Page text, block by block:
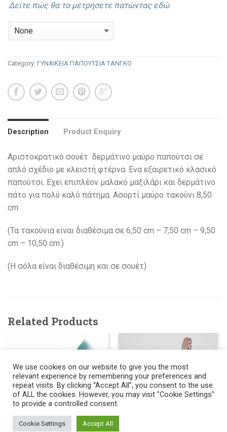
Δείτε πώς θα το μετρήσετε πατώντας εδώ
Category: ΓΥΝΑΙΚΕΙΑ ΠΑΠΟΥΤΣΙΑ ΤΑΝΓΚΟ
Description Product Enquiry
Αριστοκρατικό σουέτ δερμάτινο μαύρο παπούτσι σε
απλό σχέδιο με κλειστή φτέρνα. Ενα εξαιρετικό κλασικό
παπούτσι. Εχει επιπλέον μαλακό μαξιλάρι και δερμάτινο
πάτο για πολύ καλό πάτημα. Ασορτί μαύρο τακούνι 8,50
cm.
(Τα τακούνια είναι διαθέσιμα σε 6,50 cm – 7,50 cm – 9,50
cm – 10,50 cm.)
(H σόλα είναι διαθέσιμη και σε σουέτ)
Related Products
556
ΓΥΝΑΙΚΕΙΑ ΠΑΠΟΥΤΣΙΑ
ΤΑΝΓΚΟ
We use cookies on our website to give you the most
relevant experience by remembering your preferences and
repeat visits. By clicking “Accept All”, you consent to the use
of ALL the cookies. However, you may visit "Cookie Settings"
to provide a controlled consent.
Cookie Settings Accept All